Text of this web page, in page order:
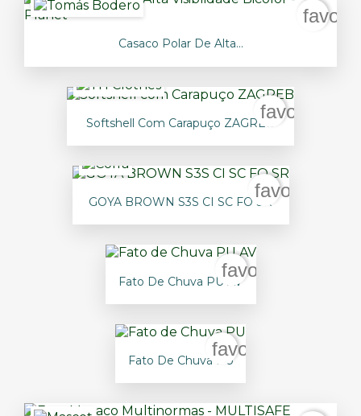
Casaco Polar De Alta...
Softshell Com Carapuço ZAGREB
GOYA BROWN S3S CI SC FO SR
Fato De Chuva PU AV
favorite_border
Fato De Chuva PU
favorite_border